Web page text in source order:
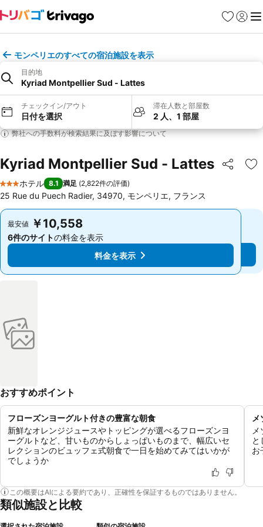
お気に入り
ログイ
メ
モンペリエのすべての宿泊施設を表示
目的地
Kyriad Montpellier Sud - Lattes
チェックイン/アウト
日付を選択
滞在人数と部屋数
2 人、1 部屋
弊社への手数料が検索結果に及ぼす影響について
Kyriad Montpellier Sud - Lattes シェア
お
3 ホテルのランク
ホテル 8.1 満足 (2,822件の評価)
25 Rue du Puech Radier, 34970, モンペリエ, フランス
最安値 ￥10,558
6件のサイトの料金を表示
料金を表示
最安値 ￥10,558
6件のサイトの料金を表示
料金を表示
おすすめポイント
フローズンヨーグルト付きの豊富な朝食
新鮮なオレンジジュースやトッピングが選べるフローズンヨ
ーグルトなど、甘いものからしょっぱいものまで、幅広いセ
レクションのビュッフェ式朝食で一日を始めてみてはいかが
でしょうか
と
お
この概要はAIによる要約であり、正確性を保証するものではありません。
類似施設と比較